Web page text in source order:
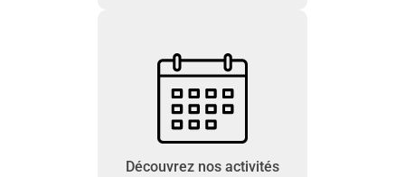
Découvrez nos activités